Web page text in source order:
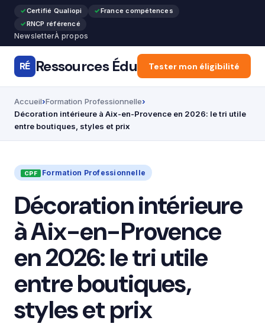
Certifié Qualiopi
France compétences
RNCP référencé
NewsletterÀ propos
RÉ Ressources Édu Accueil Articles
Tester mon éligibilité
Accueil Formation Professionnelle
Décoration intérieure à Aix-en-Provence en 2026: le tri utile
entre boutiques, styles et prix
Formation Professionnelle
Décoration intérieure
à Aix-en-Provence
en 2026: le tri utile
entre boutiques,
styles et prix